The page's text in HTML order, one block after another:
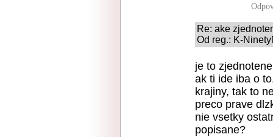
Re: ake
Od reg.: K-
je to
ak ti ide iba o
krajiny, tak to
preco prave
nie vsetky
popisane?